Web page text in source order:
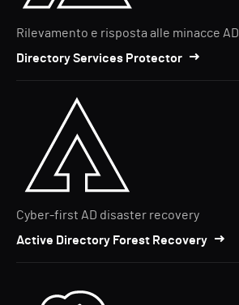
Rilevamento e risposta alle minacce AD
Directory Services Protector
Cyber-first AD disaster recovery
Active Directory Forest Recovery